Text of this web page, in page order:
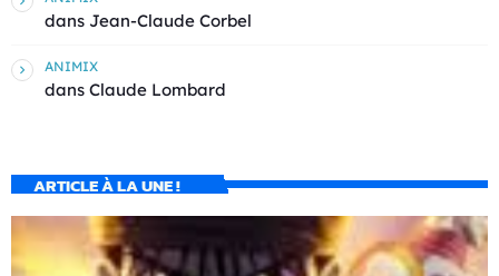
dans Jean-Claude Corbel
ANIMIX
dans Claude Lombard
ARTICLE À LA UNE !